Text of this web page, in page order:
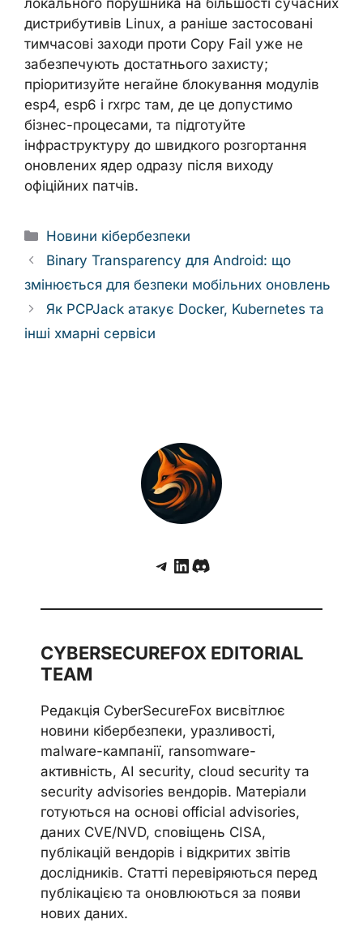
локального порушника на більшості сучасних
дистрибутивів Linux, а раніше застосовані
тимчасові заходи проти Copy Fail уже не
забезпечують достатнього захисту;
пріоритизуйте негайне блокування модулів
esp4, esp6 і rxrpc там, де це допустимо
бізнес-процесами, та підготуйте
інфраструктуру до швидкого розгортання
оновлених ядер одразу після виходу
офіційних патчів.
Categories
Новини кібербезпеки
Binary Transparency для Android: що
змінюється для безпеки мобільних оновлень
Як PCPJack атакує Docker, Kubernetes та
інші хмарні сервіси
Telegram
LinkedIn
Discord
CYBERSECUREFOX EDITORIAL
TEAM
Редакція CyberSecureFox висвітлює
новини кібербезпеки, уразливості,
malware-кампанії, ransomware-
активність, AI security, cloud security та
security advisories вендорів. Матеріали
готуються на основі official advisories,
даних CVE/NVD, сповіщень CISA,
публікацій вендорів і відкритих звітів
дослідників. Статті перевіряються перед
публікацією та оновлюються за появи
нових даних.